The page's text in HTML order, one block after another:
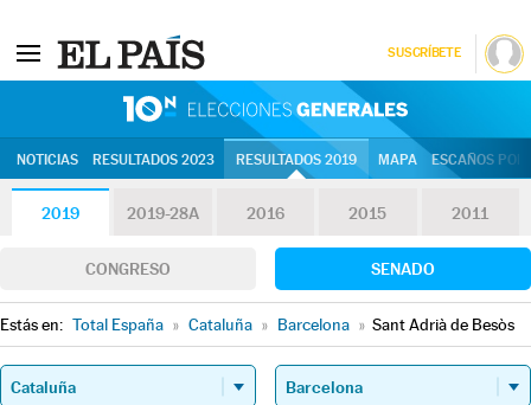
SUSCRÍBETE
NOTICIAS RESULTADOS 2023 RESULTADOS 2019 MAPA ESCAÑOS
2019 2019-28A 2016 2015 2011
CONGRESO SENADO
Estás en: Total España » Cataluña » Barcelona » Sant Adrià de Besòs